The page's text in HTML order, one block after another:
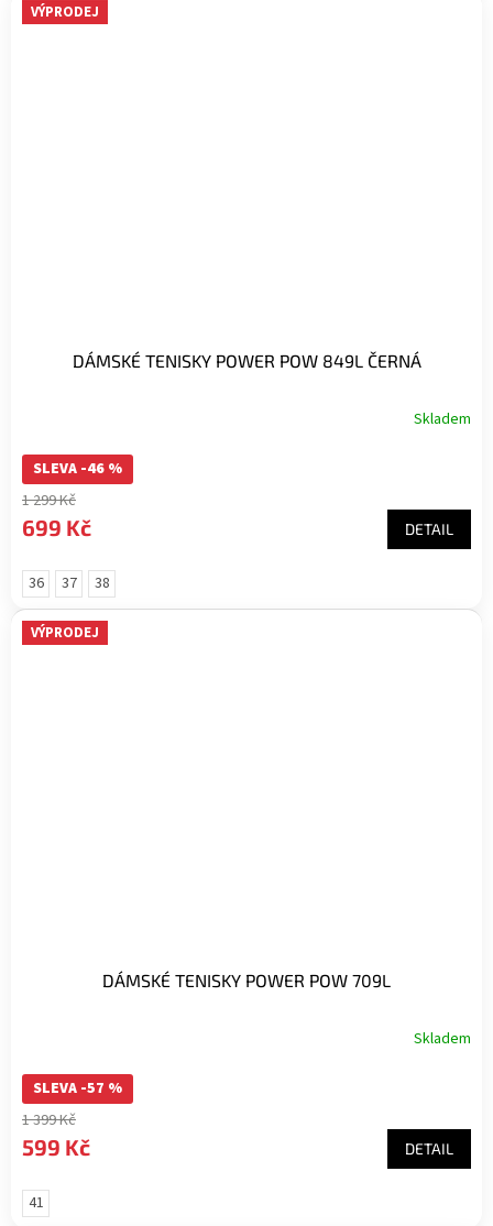
VÝPRODEJ
DÁMSKÉ TENISKY POWER POW 849L ČERNÁ
Skladem
SLEVA -46 %
1 299 Kč
699 Kč DETAIL
36 37 38
VÝPRODEJ
DÁMSKÉ TENISKY POWER POW 709L
Skladem
SLEVA -57 %
1 399 Kč
599 Kč DETAIL
41